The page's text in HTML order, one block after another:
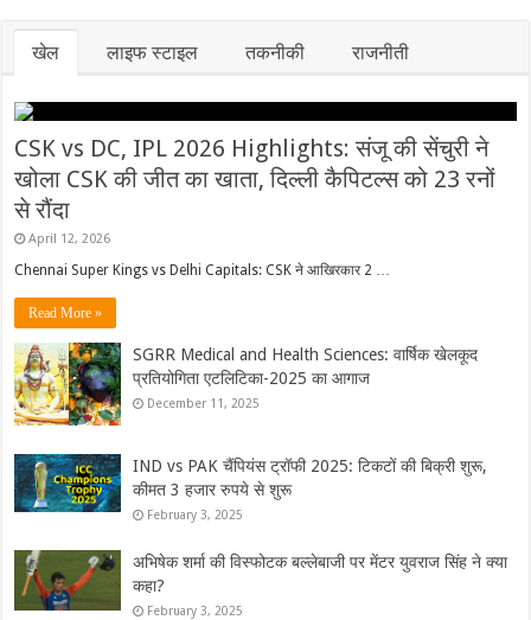
हुआ केस
कैंसर
खेल लाइफ स्टाइल तकनीकी राजनीती
CSK vs DC, IPL 2026 Highlights: संजू की सेंचुरी ने
खोला CSK की जीत का खाता, दिल्ली कैपिटल्स को 23 रनों
से रौंदा
April 12, 2026
Chennai Super Kings vs Delhi Capitals: CSK ने आखिरकार 2 …
Read More »
SGRR Medical and Health Sciences: वार्षिक खेलकूद
प्रतियोगिता एटलिटिका-2025 का आगाज
December 11, 2025
IND vs PAK चैंपियंस ट्रॉफी 2025: टिकटों की बिक्री शुरू,
कीमत 3 हजार रुपये से शुरू
February 3, 2025
अभिषेक शर्मा की विस्फोटक बल्लेबाजी पर मेंटर युवराज सिंह ने क्या
कहा?
February 3, 2025